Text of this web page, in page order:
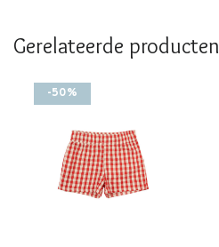
Gerelateerde producten
-50%